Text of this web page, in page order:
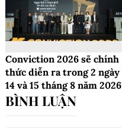
Conviction 2026 sẽ chính
thức diễn ra trong 2 ngày
14 và 15 tháng 8 năm 2026